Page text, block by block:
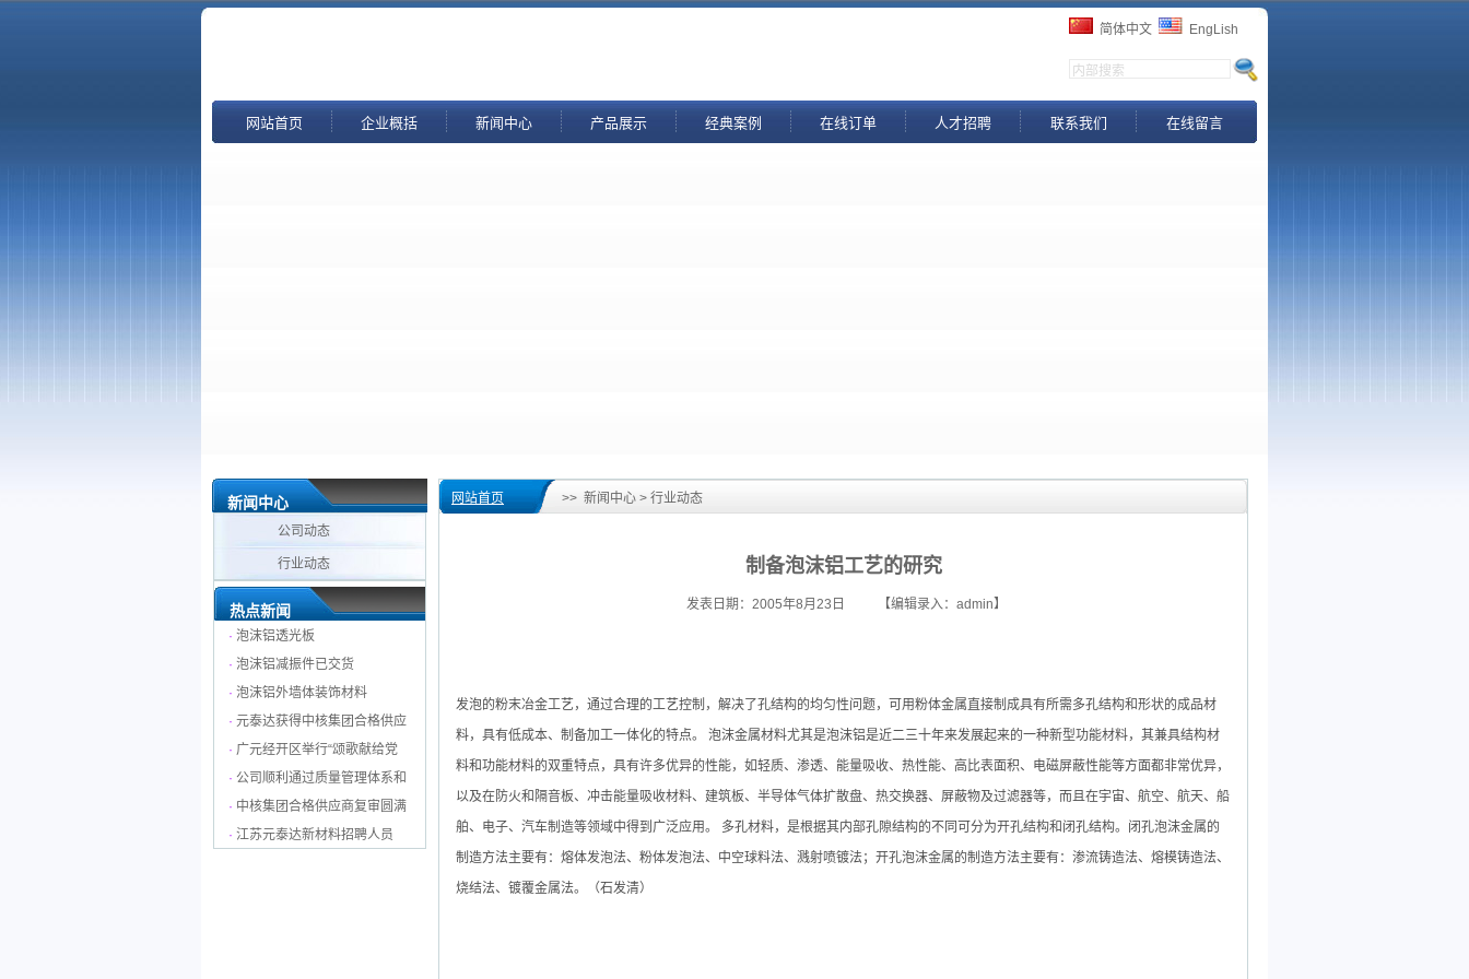
简体中文 EngLish
网站首页 企业概括 新闻中心 产品展示 经典案例 在线订单 人才招聘 联系我们 在线留言
新闻中心
公司动态
行业动态
热点新闻
· 泡沫铝透光板
· 泡沫铝减振件已交货
· 泡沫铝外墙体装饰材料
· 元泰达获得中核集团合格供应
· 广元经开区举行“颂歌献给党
· 公司顺利通过质量管理体系和
· 中核集团合格供应商复审圆满
· 江苏元泰达新材料招聘人员
网站首页 >> 新闻中心 > 行业动态
制备泡沫铝工艺的研究
发表日期：2005年8月23日 【编辑录入：admin】
发泡的粉末冶金工艺，通过合理的工艺控制，解决了孔结构的均匀性问题，可用粉体金属直接制成具有所需多孔结构和形状的成品材
料，具有低成本、制备加工一体化的特点。 泡沫金属材料尤其是泡沫铝是近二三十年来发展起来的一种新型功能材料，其兼具结构材
料和功能材料的双重特点，具有许多优异的性能，如轻质、渗透、能量吸收、热性能、高比表面积、电磁屏蔽性能等方面都非常优异，
以及在防火和隔音板、冲击能量吸收材料、建筑板、半导体气体扩散盘、热交换器、屏蔽物及过滤器等，而且在宇宙、航空、航天、船
舶、电子、汽车制造等领域中得到广泛应用。 多孔材料，是根据其内部孔隙结构的不同可分为开孔结构和闭孔结构。闭孔泡沫金属的
制造方法主要有：熔体发泡法、粉体发泡法、中空球料法、溅射喷镀法；开孔泡沫金属的制造方法主要有：渗流铸造法、熔模铸造法、
烧结法、镀覆金属法。（石发清）